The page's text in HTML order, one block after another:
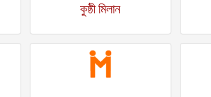
কুষ্ঠী মিলান